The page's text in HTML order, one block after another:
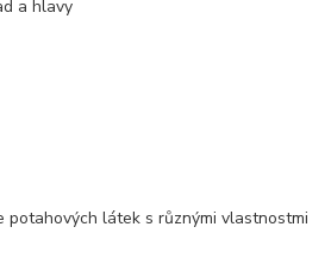
a hlavy
potahových látek s různými vlastnostmi